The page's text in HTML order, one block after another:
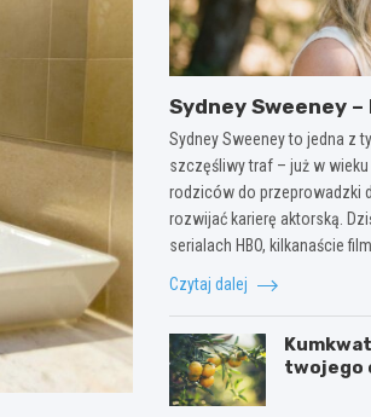
Sydney Sweeney
Sydney Sweeney to jedna z
szczęśliwy traf – już w wieku
rodziców do przeprowadzki
rozwijać karierę aktorską.
serialach HBO, kilkanaście
Czytaj dalej
twojego